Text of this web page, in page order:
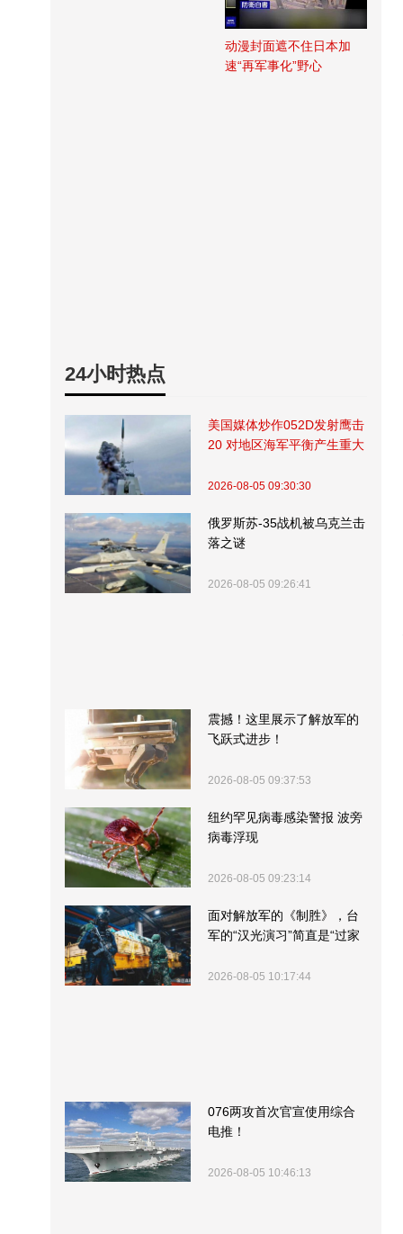
动漫封面遮不住日本加
速“再军事化”野心
24小时热点
美国媒体炒作052D发射鹰击
20 对地区海军平衡产生重大
2026-08-05 09:30:30
俄罗斯苏-35战机被乌克兰击
落之谜
2026-08-05 09:26:41
震撼！这里展示了解放军的
飞跃式进步！
2026-08-05 09:37:53
纽约罕见病毒感染警报 波旁
病毒浮现
2026-08-05 09:23:14
面对解放军的《制胜》，台
军的“汉光演习”简直是“过家
2026-08-05 10:17:44
076两攻首次官宣使用综合
电推！
2026-08-05 10:46:13